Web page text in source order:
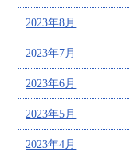
2023年8月
2023年7月
2023年6月
2023年5月
2023年4月